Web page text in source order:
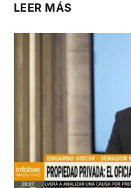
LEER MÁS